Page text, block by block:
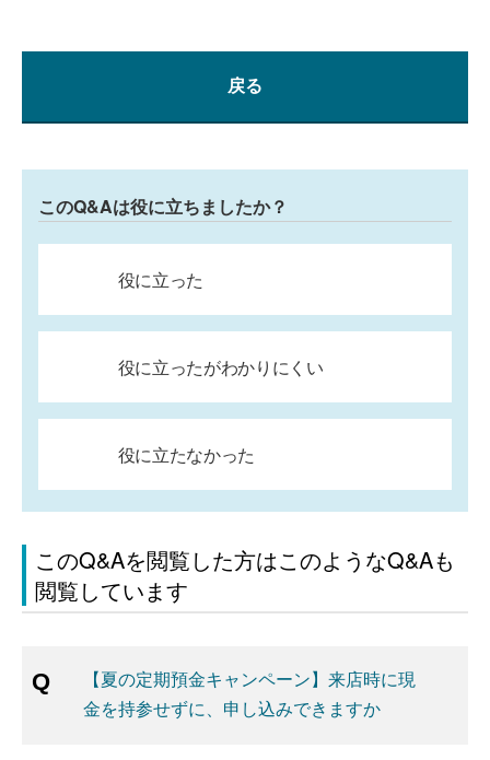
戻る
このQ&Aは役に立ちましたか？
役に立った
役に立ったがわかりにくい
役に立たなかった
このQ&Aを閲覧した方はこのようなQ&Aも
閲覧しています
【夏の定期預金キャンペーン】来店時に現
金を持参せずに、申し込みできますか